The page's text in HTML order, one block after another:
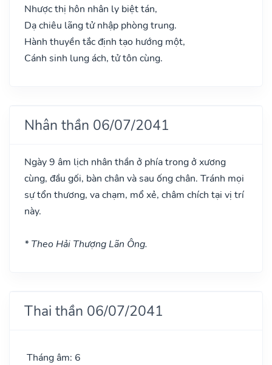
Nhược thị hôn nhân ly biệt tán,
Dạ chiêu lãng tử nhập phòng trung.
Hành thuyền tắc định tạo hướng một,
Cánh sinh lung ách, tử tôn cùng.
Nhân thần 06/07/2041
Ngày 9 âm lịch nhân thần ở phía trong ở xương
cùng, đầu gối, bàn chân và sau ống chân. Tránh mọi
sự tổn thương, va chạm, mổ xẻ, châm chích tại vị trí
này.
* Theo Hải Thượng Lãn Ông.
Thai thần 06/07/2041
Tháng âm: 6